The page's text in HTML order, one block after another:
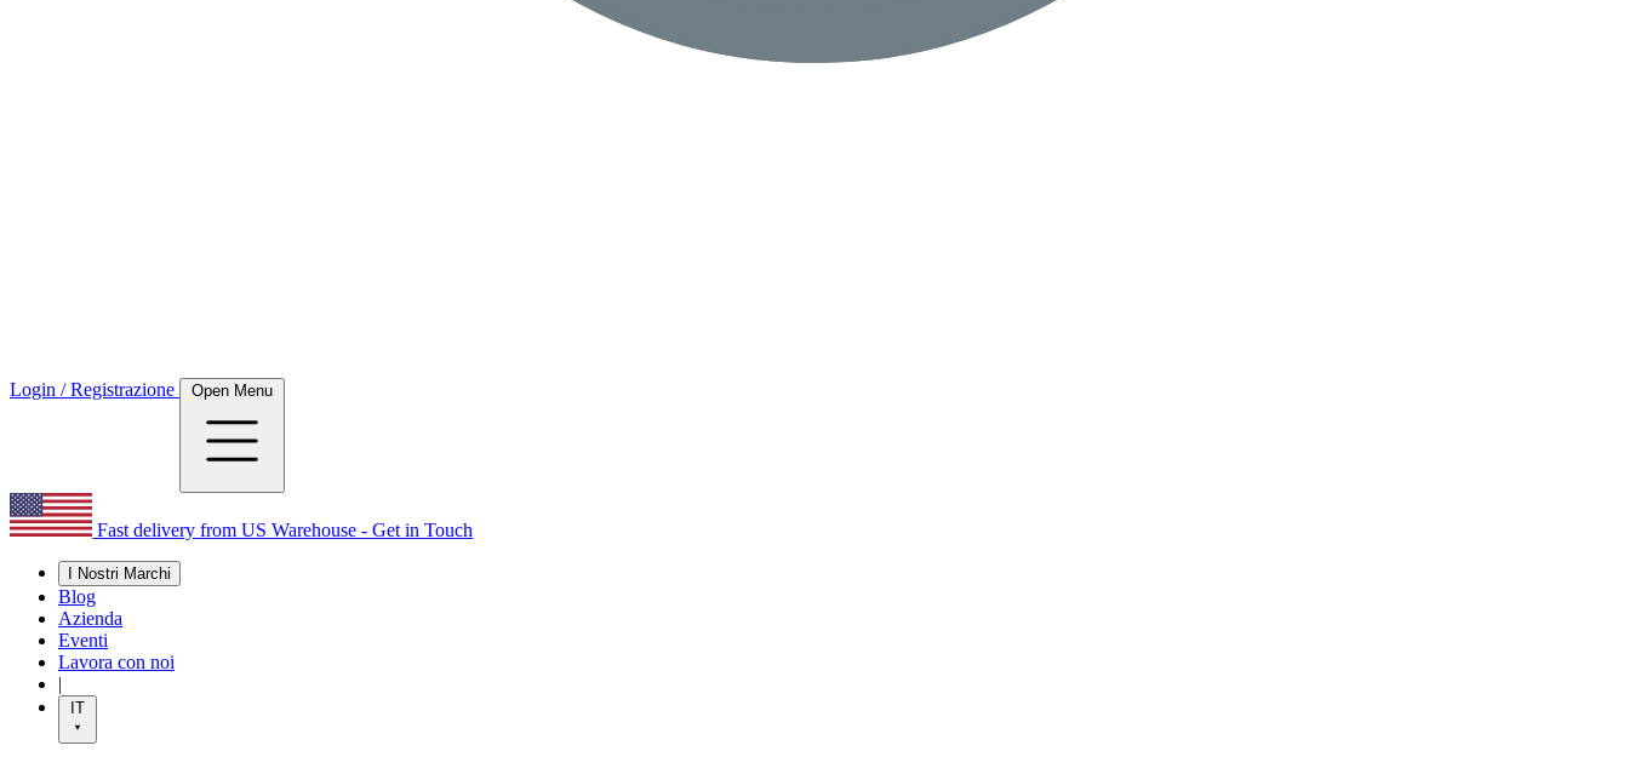
Login / Registrazione Open Menu
Fast delivery from US Warehouse - Get in Touch
I Nostri Marchi
Blog
Azienda
Eventi
Lavora con noi
|
IT